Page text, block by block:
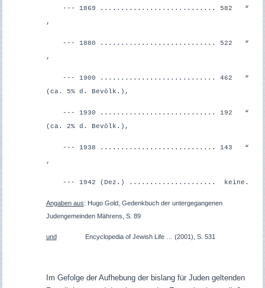
--- 1869 ............................ 582 “
,
--- 1880 ............................ 522 “
,
--- 1900 ............................ 462 “
(ca. 5% d. Bevölk.),
--- 1930 ............................ 192 “
(ca. 2% d. Bevölk.),
--- 1938 ............................ 143 “
,
--- 1942 (Dez.) ..................... keine.
Angaben aus: Hugo Gold, Gedenkbuch der untergegangenen
Judengemeinden Mährens, S. 89
und Encyclopedia of Jewish Life… (2001), S. 531
Im Gefolge der Aufhebung der bislang für Juden geltenden